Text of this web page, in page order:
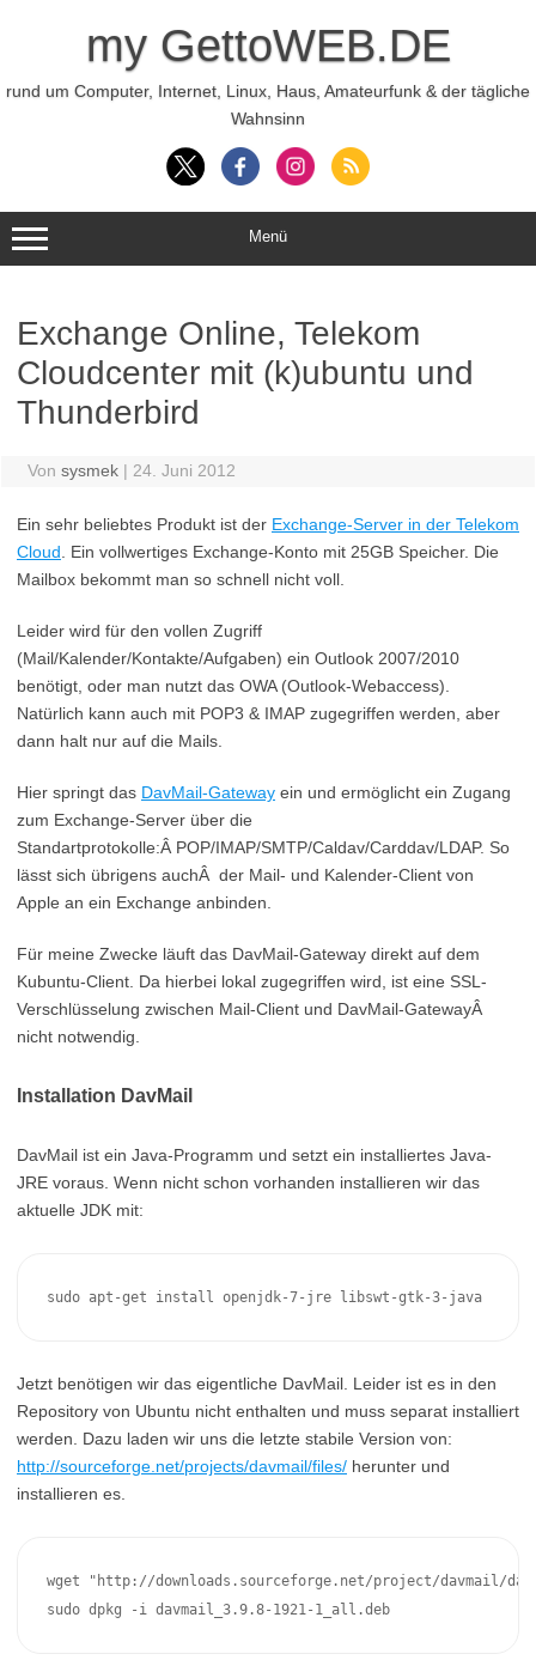
my GettoWEB.DE
rund um Computer, Internet, Linux, Haus, Amateurfunk & der tägliche
Wahnsinn
Menü
Exchange Online, Telekom
Cloudcenter mit (k)ubuntu und
Thunderbird
Von sysmek | 24. Juni 2012
Ein sehr beliebtes Produkt ist der Exchange-Server in der Telekom
Cloud . Ein vollwertiges Exchange-Konto mit 25GB Speicher. Die
Mailbox bekommt man so schnell nicht voll.
Leider wird für den vollen Zugriff
(Mail/Kalender/Kontakte/Aufgaben) ein Outlook 2007/2010
benötigt, oder man nutzt das OWA (Outlook-Webaccess).
Natürlich kann auch mit POP3 & IMAP zugegriffen werden, aber
dann halt nur auf die Mails.
Hier springt das DavMail-Gateway ein und ermöglicht ein Zugang
zum Exchange-Server über die
Standartprotokolle:Â POP/IMAP/SMTP/Caldav/Carddav/LDAP. So
lässt sich übrigens auchÂ der Mail- und Kalender-Client von
Apple an ein Exchange anbinden.
Für meine Zwecke läuft das DavMail-Gateway direkt auf dem
Kubuntu-Client. Da hierbei lokal zugegriffen wird, ist eine SSL-
Verschlüsselung zwischen Mail-Client und DavMail-GatewayÂ
nicht notwendig.
Installation DavMail
DavMail ist ein Java-Programm und setzt ein installiertes Java-
JRE voraus. Wenn nicht schon vorhanden installieren wir das
aktuelle JDK mit:
sudo apt-get install openjdk-7-jre libswt-gtk-3-java
Jetzt benötigen wir das eigentliche DavMail. Leider ist es in den
Repository von Ubuntu nicht enthalten und muss separat installiert
werden. Dazu laden wir uns die letzte stabile Version von:
http://sourceforge.net/projects/davmail/files/ herunter und
installieren es.
wget "http://downloads.sourceforge.net/project/davmail/
sudo dpkg -i davmail_3.9.8-1921-1_all.deb